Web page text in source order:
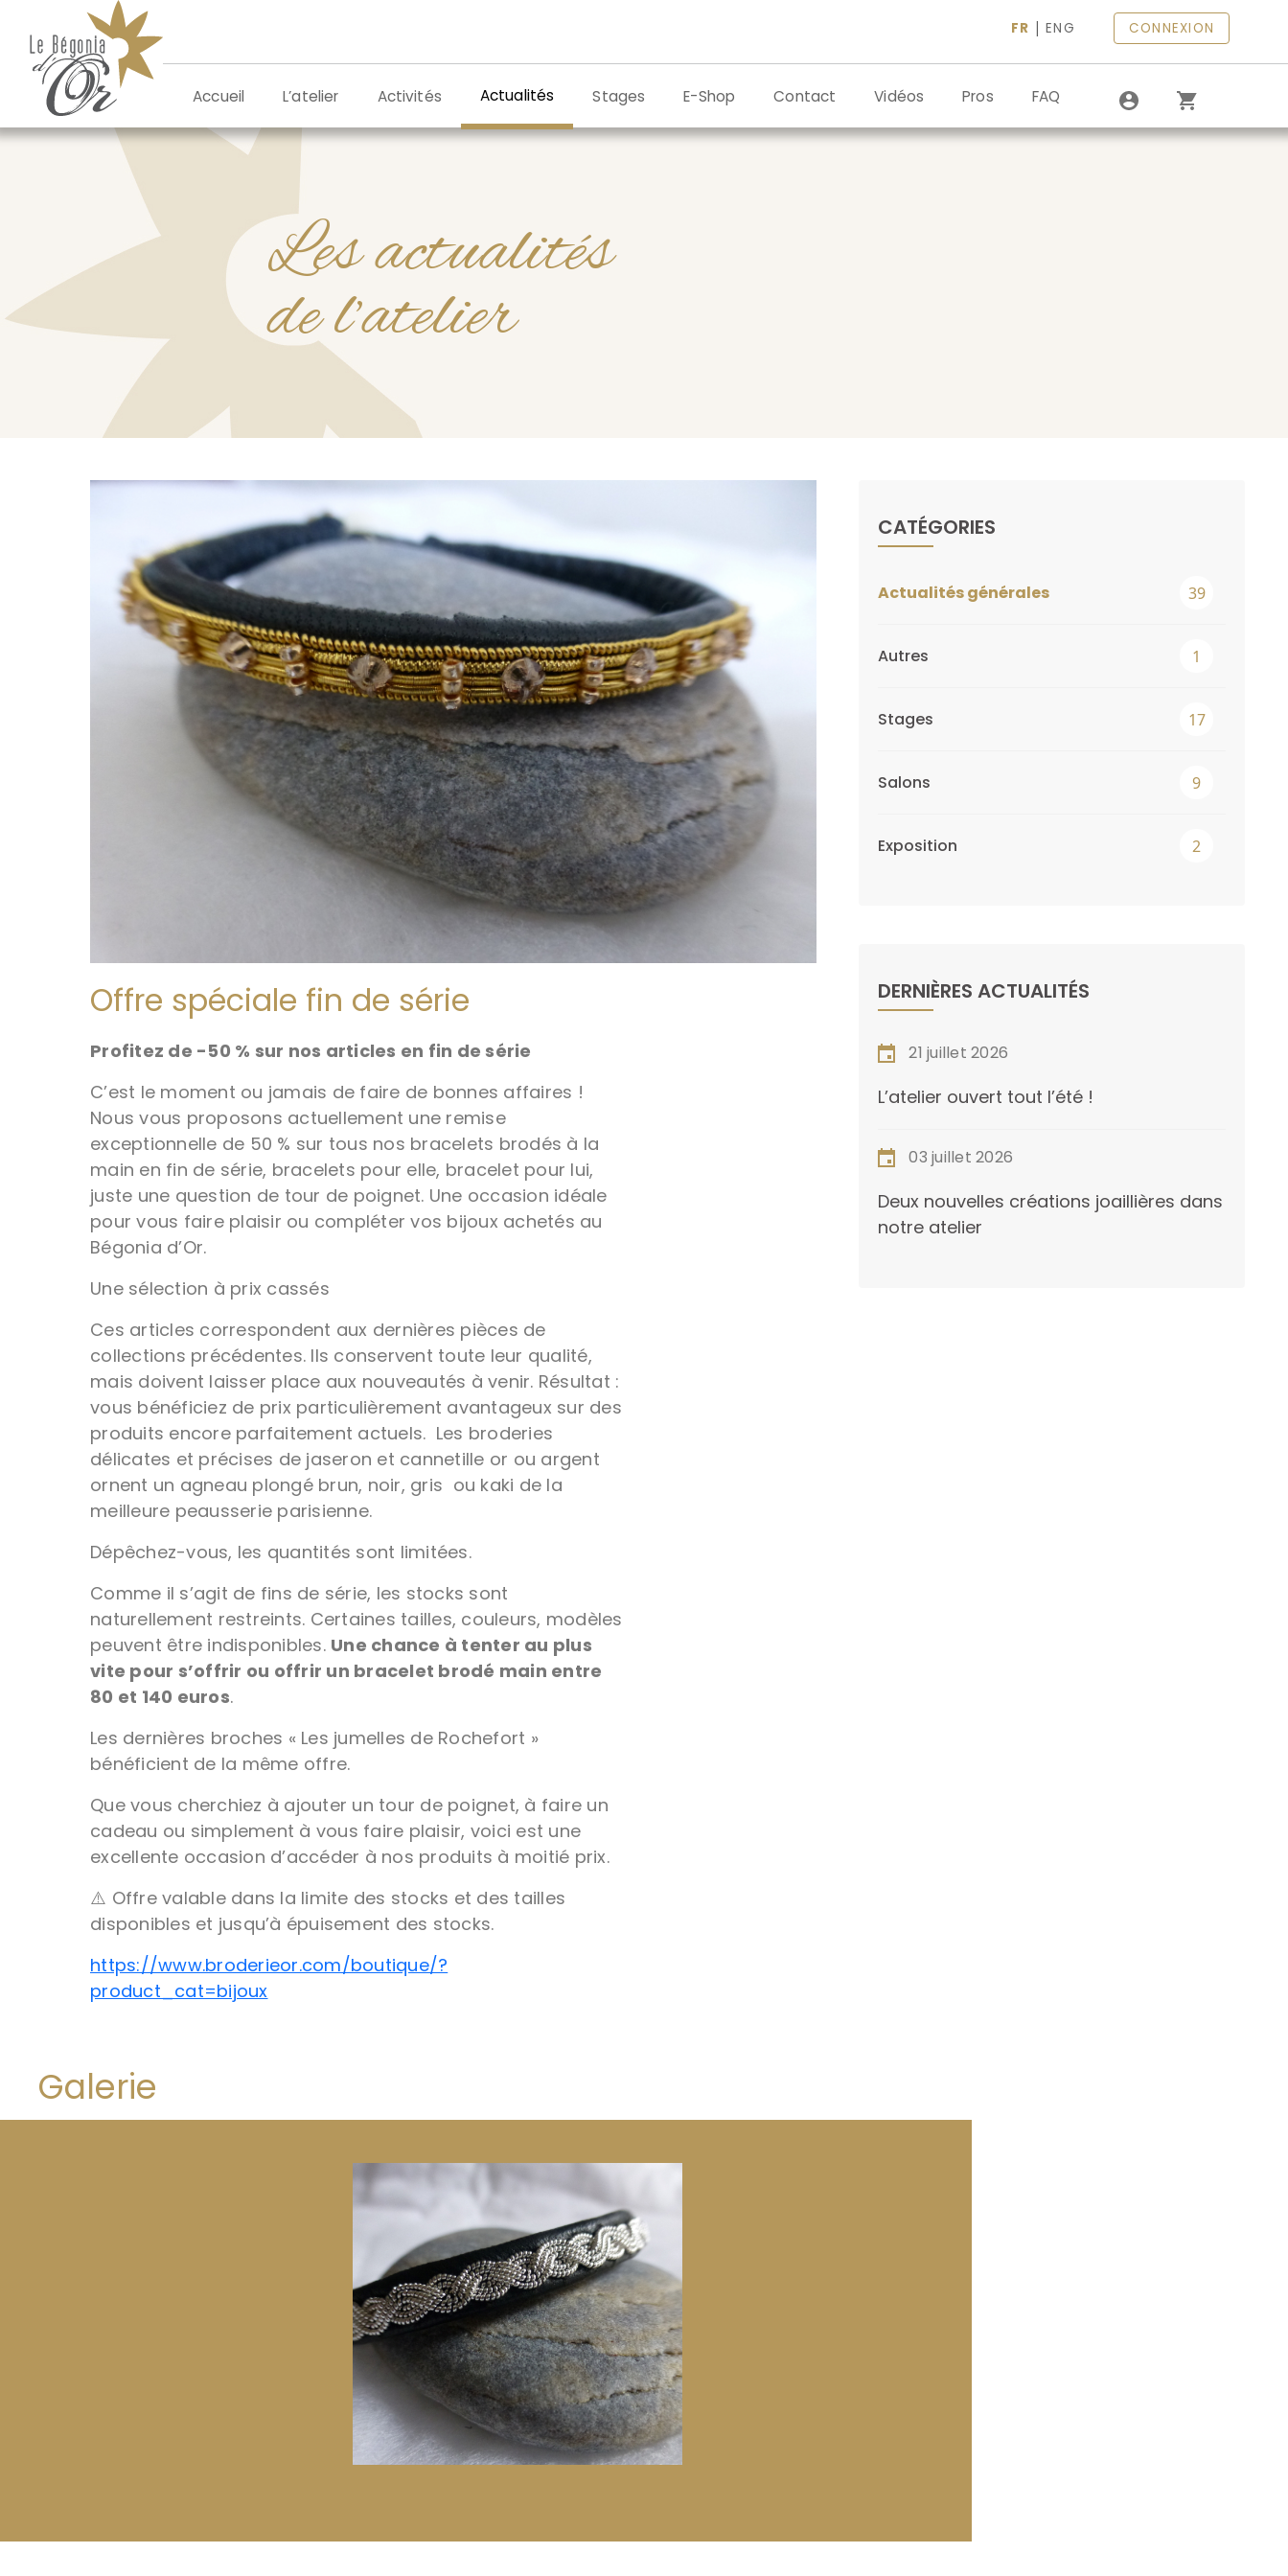
contenu
FR |ENG CONNEXION
Accueil L’atelier Activités Actualités Stages E-Shop Contact Vidéos Pros FAQ
Les actualités
de l’atelier
Offre spéciale fin de série
Profitez de -50 % sur nos articles en fin de série
C’est le moment ou jamais de faire de bonnes affaires !
Nous vous proposons actuellement une remise
exceptionnelle de 50 % sur tous nos bracelets brodés à la
main en fin de série, bracelets pour elle, bracelet pour lui,
juste une question de tour de poignet. Une occasion idéale
pour vous faire plaisir ou compléter vos bijoux achetés au
Bégonia d’Or.
Une sélection à prix cassés
Ces articles correspondent aux dernières pièces de
collections précédentes. Ils conservent toute leur qualité,
mais doivent laisser place aux nouveautés à venir. Résultat :
vous bénéficiez de prix particulièrement avantageux sur des
produits encore parfaitement actuels. Les broderies
délicates et précises de jaseron et cannetille or ou argent
ornent un agneau plongé brun, noir, gris ou kaki de la
meilleure peausserie parisienne.
Dépêchez-vous, les quantités sont limitées.
Comme il s’agit de fins de série, les stocks sont
naturellement restreints. Certaines tailles, couleurs, modèles
peuvent être indisponibles. Une chance à tenter au plus
vite pour s’offrir ou offrir un bracelet brodé main entre
80 et 140 euros.
Les dernières broches « Les jumelles de Rochefort »
bénéficient de la même offre.
Que vous cherchiez à ajouter un tour de poignet, à faire un
cadeau ou simplement à vous faire plaisir, voici est une
excellente occasion d’accéder à nos produits à moitié prix.
⚠️ Offre valable dans la limite des stocks et des tailles
disponibles et jusqu’à épuisement des stocks.
https://www.broderieor.com/boutique/?
product_cat=bijoux
CATÉGORIES
Actualités générales 39
Autres 1
Stages 17
Salons 9
Exposition 2
DERNIÈRES ACTUALITÉS
21 juillet 2026
L’atelier ouvert tout l’été !
03 juillet 2026
Deux nouvelles créations joaillières dans
notre atelier
Galerie